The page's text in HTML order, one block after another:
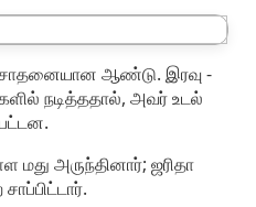
ஆண்டு. இரவு -
நடித்ததால், அவர் உடல்
அருந்தினார்; ஜரிதா